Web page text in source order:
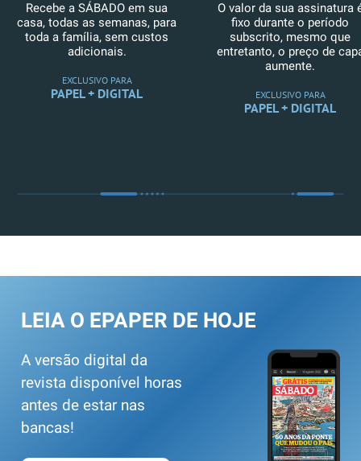
Recebe a SÁBADO em sua
casa, todas as semanas, para
toda a família, sem custos
adicionais.
EXCLUSIVO PARA
PAPEL + DIGITAL
O valor da sua assinatura
fixo durante o período
subscrito, mesmo que
entretanto, o preço de
aumente.
EXCLUSIVO PARA
PAPEL + DIGITAL
LEIA O EPAPER DE HOJE
A versão digital da
revista disponível horas
antes de estar nas
bancas!